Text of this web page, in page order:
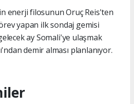
enerji filosunun Oruç Reis'ten
yapan ilk sondaj gemisi
ay Somali'ye ulaşmak
demir alması planlanıyor.